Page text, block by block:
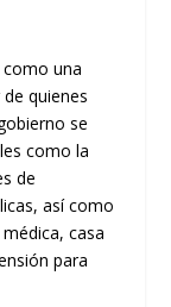
como una
quienes
se
como la
de
así como
casa
para